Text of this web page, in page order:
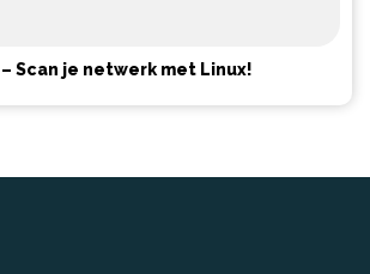
Scan je netwerk met Linux!